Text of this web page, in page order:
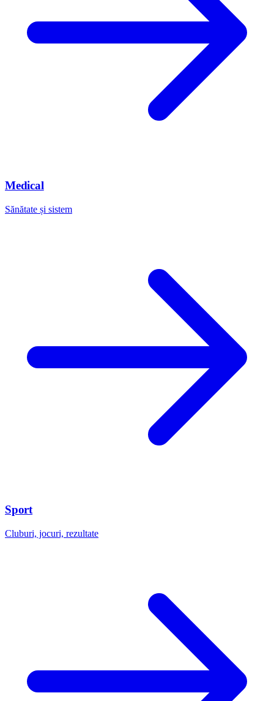
Medical
Sănătate și sistem
Sport
Cluburi, jocuri, rezultate